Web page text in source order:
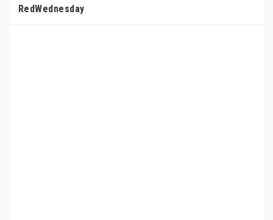
RedWednesday